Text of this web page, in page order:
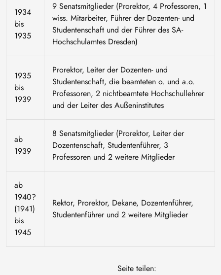
1934
bis
1935
9 Senatsmitglieder (Prorektor, 4 Professoren, 1
wiss. Mitarbeiter, Führer der Dozenten- und
Studentenschaft und der Führer des SA-
Hochschulamtes Dresden)
1935
bis
1939
Prorektor, Leiter der Dozenten- und
Studentenschaft, die beamteten o. und a.o.
Professoren, 2 nichtbeamtete Hochschullehrer
und der Leiter des Außeninstitutes
ab
1939
8 Senatsmitglieder (Prorektor, Leiter der
Dozentenschaft, Studentenführer, 3
Professoren und 2 weitere Mitglieder
ab
1940?
(1941)
bis
1945
Rektor, Prorektor, Dekane, Dozentenführer,
Studentenführer und 2 weitere Mitglieder
Seite teilen: